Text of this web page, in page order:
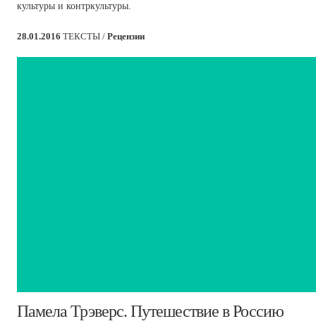
культуры и контркультуры.
28.01.2016 ТЕКСТЫ / Рецензии
​Памела Трэверс. Путешествие в Россию